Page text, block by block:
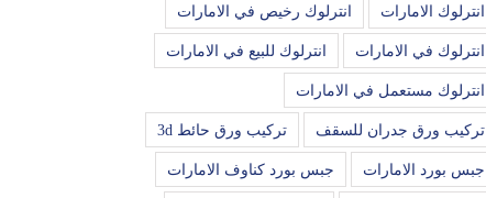
انترلوك الامارات انترلوك رخيص في الامارات
انترلوك في الامارات انترلوك للبيع في الامارات
انترلوك مستعمل في الامارات
تركيب ورق جدران للسقف تركيب ورق حائط 3d
جبس بورد الامارات جبس بورد كناوف الامارات